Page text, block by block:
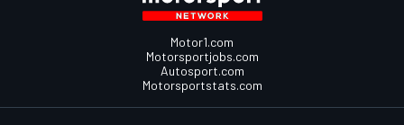
Motor1.com
Motorsportjobs.com
Autosport.com
Motorsportstats.com